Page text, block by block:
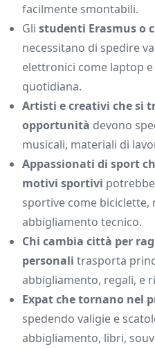
facilmente smontabili.
Gli studenti Erasmus o
necessitano di spedire
elettronici come laptop
quotidiana.
Artisti e creativi che si
opportunità devono
musicali, materiali di
Appassionati di sport
motivi sportivi
sportive come biciclette,
abbigliamento tecnico.
Chi cambia città per
personali trasporta
abbigliamento, regali, e
Expat che tornano nel
spedendo valigie e
abbigliamento, libri,